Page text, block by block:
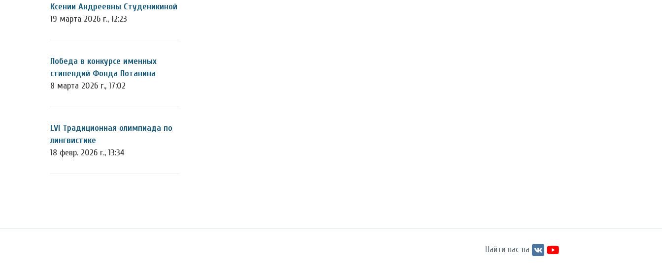
Ксении Андреевны Студеникиной
19 марта 2026 г., 12:23
Победа в конкурсе именных
стипендий Фонда Потанина
8 марта 2026 г., 17:02
LVI Традиционная олимпиада по
лингвистике
18 февр. 2026 г., 13:34
Найти нас на